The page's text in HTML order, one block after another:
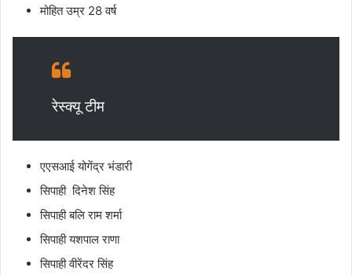
मोहित उम्र 28 वर्ष
रेस्क्यू टीम
एएसआई योगेंद्र भंडारी
सिपाही दिनेश सिंह
सिपाही बलि राम शर्मा
सिपाही यशपाल राणा
सिपाही वीरेंदर सिंह